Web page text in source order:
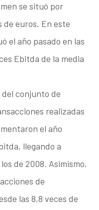
se situó por
de euros. En este
el año pasado en las
Ebitda de la media
conjunto de
realizadas
el año
llegando a
de 2008. Asimismo,
de
las 8,8 veces de